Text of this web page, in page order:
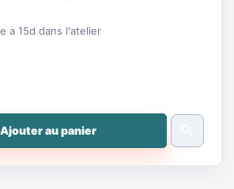
a 15d dans l'atelier
Ajouter au panier